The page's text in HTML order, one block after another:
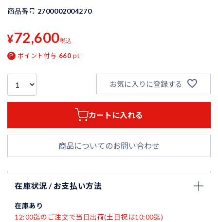
商品番号 2700002004270
¥72,600税込
ポイント付与 660 pt
お気に入りに登録する
カートに入れる
商品についてのお問い合わせ
在庫状況 / お支払い方法
在庫あり
12:00迄のご注文で当日出荷(土日祝は10:00迄)